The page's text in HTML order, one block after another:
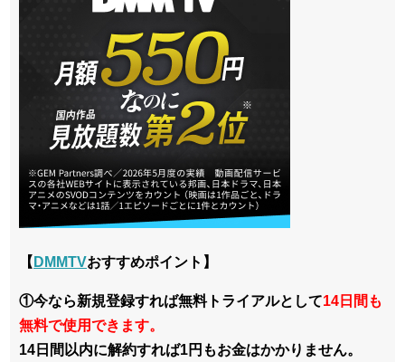
【 DMMTVおすすめポイント】
①今なら新規登録すれば無料トライアルとして14日間も
無料で使用できます。
14日間以内に解約すれば1円もお金はかかりません。